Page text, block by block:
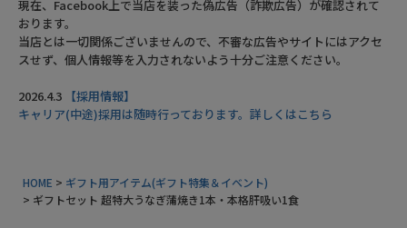
現在、Facebook上で当店を装った偽広告（詐欺広告）が確認されて
おります。
当店とは一切関係ございませんので、不審な広告やサイトにはアクセ
スせず、個人情報等を入力されないよう十分ご注意ください。
2026.4.3 【採用情報】
キャリア(中途)採用は随時行っております。詳しくはこちら
HOME
ギフト用アイテム(ギフト特集＆イベント)
ギフトセット 超特大うなぎ蒲焼き1本・本格肝吸い1食
人気のセット
長焼き
きざみうなぎ
ギフトセット